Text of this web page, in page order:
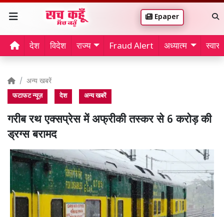
Epaper
देश विदेश राज्य Fraud Alert अध्यात्म
अन्य खबरें
फटाफट न्यूज़ देश अन्य खबरें
गरीब रथ एक्सप्रेस में अफ्रीकी तस्कर से 6 करोड़ की
ड्रग्स बरामद